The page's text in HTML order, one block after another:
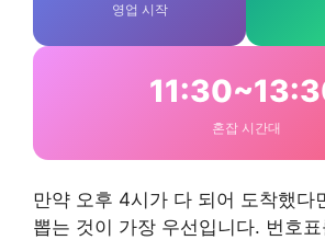
영업 시작
혼잡 시간대
만약 오후 4시가 다 되어 도착했다
뽑는 것이 가장 우선입니다. 번호